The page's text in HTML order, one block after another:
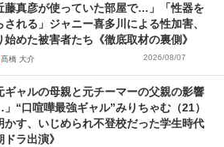
藤真彦が使っていた部屋で…」「性器を
される」ジャニー喜多川による性加害、
始めた被害者たち《徹底取材の裏側》
髙橋 大介 2026/08/07
ギャルの母親と元チーマーの父親の影響
“口喧嘩最強ギャル”みりちゃむ（21）
かす、いじめられ不登校だった学生時代
ドラ出演》